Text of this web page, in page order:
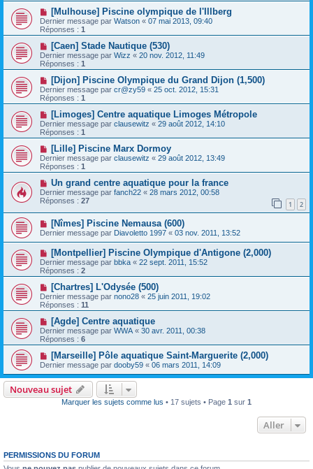
[Mulhouse] Piscine olympique de l'Illberg
Dernier message par Watson « 07 mai 2013, 09:40
Réponses : 1
[Caen] Stade Nautique (530)
Dernier message par Wizz « 20 nov. 2012, 11:49
Réponses : 1
[Dijon] Piscine Olympique du Grand Dijon (1,500)
Dernier message par cr@zy59 « 25 oct. 2012, 15:31
Réponses : 1
[Limoges] Centre aquatique Limoges Métropole
Dernier message par clausewitz « 29 août 2012, 14:10
Réponses : 1
[Lille] Piscine Marx Dormoy
Dernier message par clausewitz « 29 août 2012, 13:49
Réponses : 1
Un grand centre aquatique pour la france
Dernier message par fanch22 « 28 mars 2012, 00:58
Réponses : 27 1 2
[Nîmes] Piscine Nemausa (600)
Dernier message par Diavoletto 1997 « 03 nov. 2011, 13:52
[Montpellier] Piscine Olympique d'Antigone (2,000)
Dernier message par bbka « 22 sept. 2011, 15:52
Réponses : 2
[Chartres] L'Odysée (500)
Dernier message par nono28 « 25 juin 2011, 19:02
Réponses : 11
[Agde] Centre aquatique
Dernier message par WWA « 30 avr. 2011, 00:38
Réponses : 6
[Marseille] Pôle aquatique Saint-Marguerite (2,000)
Dernier message par dooby59 « 06 mars 2011, 14:09
Nouveau sujet
Marquer les sujets comme lus • 17 sujets • Page 1 sur 1
Aller
PERMISSIONS DU FORUM